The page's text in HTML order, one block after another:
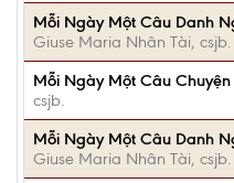
Mỗi Ngày Một Câu Danh
Giuse Maria Nhân Tài, csjb.
Mỗi Ngày Một Câu Chuyện
csjb.
Mỗi Ngày Một Câu Danh
Giuse Maria Nhân Tài, csjb.